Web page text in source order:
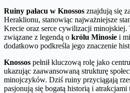
Ruiny pałacu w Knossos znajdują się
Heraklionu, stanowiąc najważniejsze
Krecie oraz serce cywilizacji minojskiej.
związane z legendą o królu Minosie i
dodatkowo podkreśla jego znaczenie
Knossos pełnił kluczową rolę jako
ukazując zaawansowaną strukturę
minojczyków. Dziś ruiny przyciągają
pasjonują się bogatą historią i